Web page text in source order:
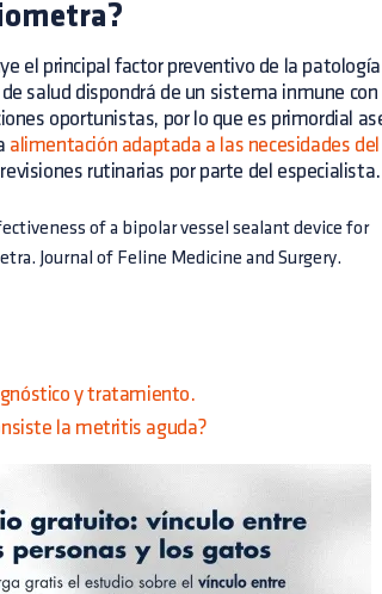
el principal factor preventivo de la
salud dispondrá de un sistema inmune con
oportunistas, por lo que es primordial
alimentación adaptada a las necesidades del
rutinarias por parte del especialista.
of a bipolar vessel sealant device for
Journal of Feline Medicine and Surgery.
y tratamiento.
la metritis aguda?